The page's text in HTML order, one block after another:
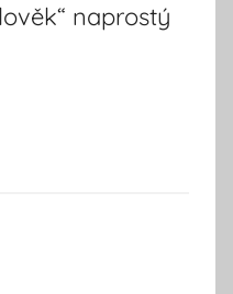
naprostý